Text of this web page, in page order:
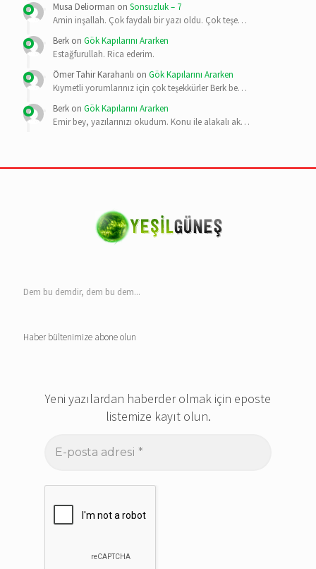
Musa Deliorman on Sonsuzluk – 7
Amin inşallah. Çok faydalı bir yazı oldu. Çok teşe…
Berk on Gök Kapılarını Ararken
Estağfurullah. Rica ederim.
Ömer Tahir Karahanlı on Gök Kapılarını Ararken
Kıymetli yorumlarınız için çok teşekkürler Berk be…
Berk on Gök Kapılarını Ararken
Emir bey, yazılarınızı okudum. Konu ile alakalı ak…
Dem bu demdir, dem bu dem...
Haber bültenimize abone olun
Yeni yazılardan haberder olmak için eposte
listemize kayıt olun.
posta